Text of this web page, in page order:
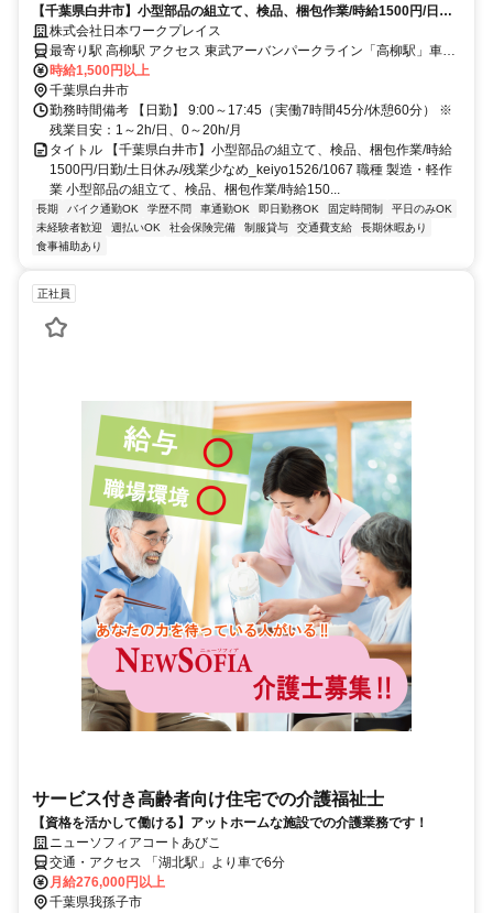
【千葉県白井市】小型部品の組立て、検品、梱包作業/時給1500円/日勤/
土日休み/残業少なめ_keiyo1526/1067
株式会社日本ワークプレイス
最寄り駅 高柳駅 アクセス 東武アーバンパークライン「高柳駅」車20
分
時給1,500円以上
千葉県白井市
勤務時間備考 【日勤】 9:00～17:45（実働7時間45分/休憩60分） ※
残業目安：1～2h/日、0～20h/月
タイトル 【千葉県白井市】小型部品の組立て、検品、梱包作業/時給
1500円/日勤/土日休み/残業少なめ_keiyo1526/1067 職種 製造・軽作
業 小型部品の組立て、検品、梱包作業/時給150...
長期 バイク通勤OK 学歴不問 車通勤OK 即日勤務OK 固定時間制
平日のみOK
未経験者歓迎
週払いOK 社会保険完備 制服貸与 交通費支給
長期休暇あり
食事補助あり
正社員
サービス付き高齢者向け住宅での介護福祉士
【資格を活かして働ける】アットホームな施設での介護業務です！
ニューソフィアコートあびこ
交通・アクセス 「湖北駅」より車で6分
月給276,000円以上
千葉県我孫子市